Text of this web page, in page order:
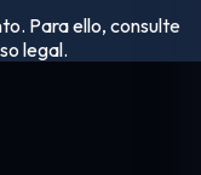
Para ello, consulte
legal.